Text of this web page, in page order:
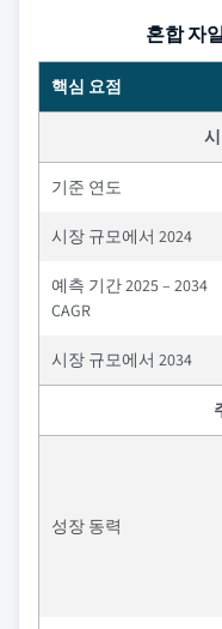
혼합 자
핵심 요점
기준 연도
시장 규모에서 2024
예측 기간 2025 – 2034
CAGR
시장 규모에서 2034
성장 동력